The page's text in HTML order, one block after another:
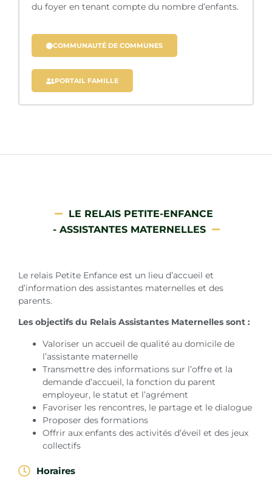
du foyer en tenant compte du nombre d’enfants.
COMMUNAUTÉ DE COMMUNES
PORTAIL FAMILLE
LE RELAIS PETITE-ENFANCE
- ASSISTANTES MATERNELLES
Le relais Petite Enfance est un lieu d’accueil et
d’information des assistantes maternelles et des
parents.
Les objectifs du Relais Assistantes Maternelles sont :
Valoriser un accueil de qualité au domicile de
l’assistante maternelle
Transmettre des informations sur l’offre et la
demande d’accueil, la fonction du parent
employeur, le statut et l’agrément
Favoriser les rencontres, le partage et le dialogue
Proposer des formations
Offrir aux enfants des activités d’éveil et des jeux
collectifs
Horaires